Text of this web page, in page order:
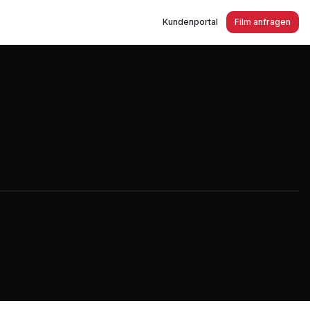
Kundenportal Film anfragen